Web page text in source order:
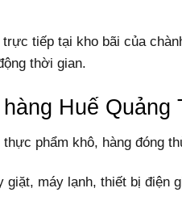
tiếp tại kho bãi của
thời gian.
Huế Quảng
phẩm khô, hàng đóng
giặt, máy lạnh, thiết bị điện